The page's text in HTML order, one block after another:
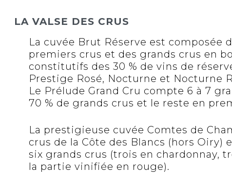
LA VALSE DES CRUS
La cuvée Brut Réserve est composée
premiers crus et des grands crus en
constitutifs des 30 % de vins de
Prestige Rosé, Nocturne et Nocturne
Le Prélude Grand Cru compte 6 à 7
70 % de grands crus et le reste en
La prestigieuse cuvée Comtes de
crus de la Côte des Blancs (hors Oiry)
six grands crus (trois en chardonnay,
la partie vinifiée en rouge).